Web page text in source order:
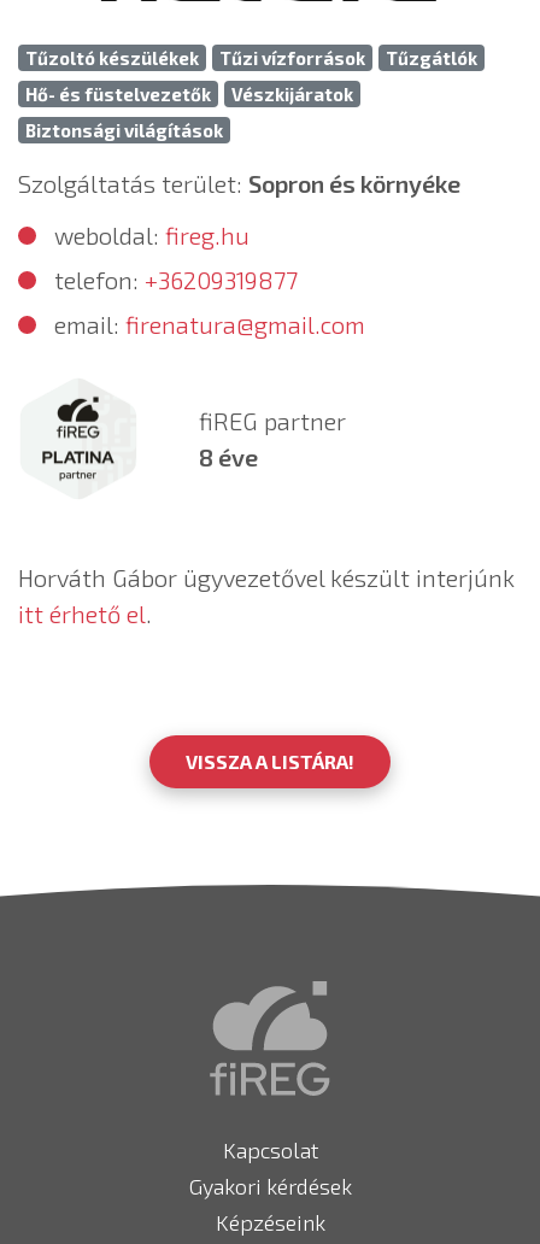
Tűzoltó készülékek Tűzi vízforrások
Tűzgátlók
Hő- és füstelvezetők
Vészkijáratok
Biztonsági világítások
Szolgáltatás terület: Sopron és környéke
weboldal: fireg.hu
telefon: +36209319877
email: firenatura@gmail.com
fiREG partner
8 éve
Horváth Gábor ügyvezetővel készült interjúnk
itt érhető el.
VISSZA A LISTÁRA!
Kapcsolat
Gyakori kérdések
Képzéseink